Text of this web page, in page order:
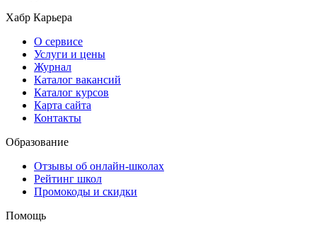
Хабр Карьера
О сервисе
Услуги и цены
Журнал
Каталог вакансий
Каталог курсов
Карта сайта
Контакты
Образование
Отзывы об онлайн-школах
Рейтинг школ
Промокоды и скидки
Помощь